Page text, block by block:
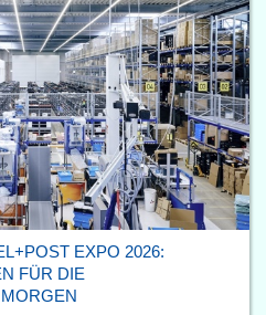
EXPO 2026:
FÜR DIE